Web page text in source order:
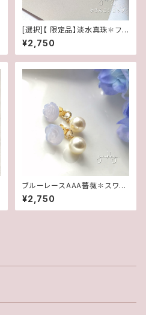
[選択]【 限定品】淡水真珠✽フレ
ームガラスブレスレット✽マグネ
ットタイプ(1ペア)
¥2,750
ブルーレースAAA薔薇✽スワロ
フスキーパール★2WAYポスト
ピアス
¥2,750